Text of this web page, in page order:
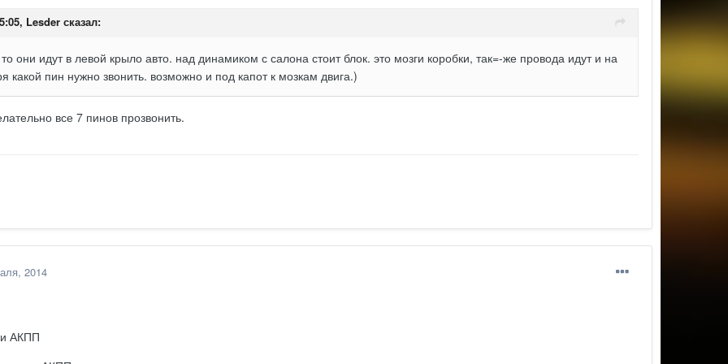
Lesder сказал:
они идут в левой крыло авто. над динамиком с салона стоит блок. это мозги коробки, так=-же провода идут и на
какой пин нужно звонить. возможно и под капот к мозкам двига.)
все 7 пинов прозвонить.
2014
АКПП